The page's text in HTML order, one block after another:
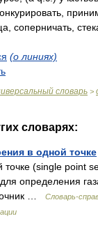
соперничать,
(о линиях)
словарь >
словарях:
в одной точке
(single point
определения
…
Словарь-